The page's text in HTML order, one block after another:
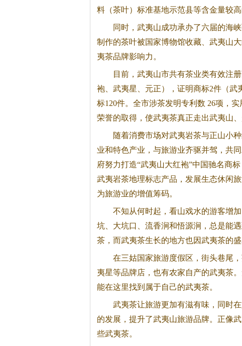
料（茶叶）标准基地示范县等含金量较高
同时，武夷山成功承办了六届的海
制作的茶叶被国家博物馆收藏、武夷山
夷茶品牌影响力。
目前，武夷山市共有茶业类有效注
袍、武夷星、元正），证明商标2件（
标120件。全市涉茶发明专利数 26项，
荣誉的取得，使武夷茶真正走出武夷山
随着消费市场对武夷岩茶与正山小
业和特色产业，与旅游业齐驱并驾，共
府努力打造“武夷山大红袍”中国驰名商
武夷岩茶地理标志产品，发展生态休闲
为旅游业的增值筹码。
不知从何时起，看山戏水的游客增
坑、大坑口、流香涧和悟源涧，总是能
茶，而武夷茶生长的地方也因武夷茶的
在三姑国家旅游度假区，街头巷尾
夷星等品牌店，也有农家自产的武夷茶
能在这里找到属于自己的武夷茶。
武夷茶让旅游更加有滋有味，同时
的发展，提升了武夷山旅游品牌。正像
些武夷茶。